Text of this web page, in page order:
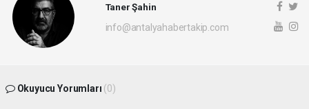
Taner Şahin
info@antalyahabertakip.com
Okuyucu Yorumları (0)